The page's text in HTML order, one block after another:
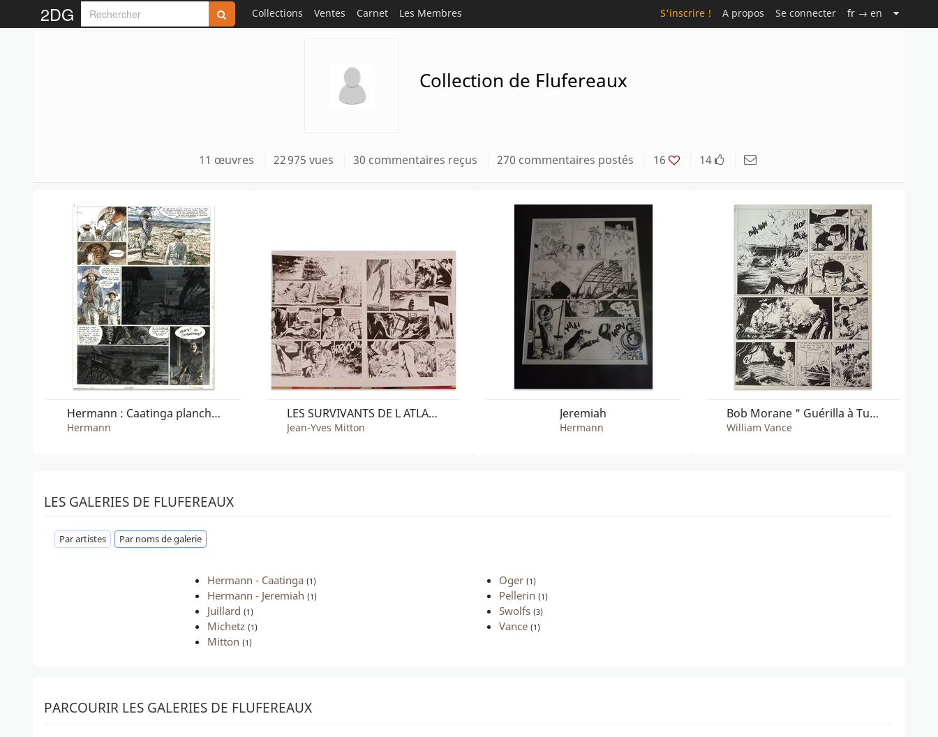
2DG Collections Ventes Carnet Les Membres S'inscrire ! A propos Se connecter fr → en
Collection de Flufereaux
11 œuvres 22 975 vues 30 commentaires reçus 270 commentaires postés 16 14
Hermann : Caatinga planche 20
Hermann
LES SURVIVANTS DE L ATLANTIQUE TOME 2 PLANCHE 21 & 22
Jean-Yves Mitton
Jeremiah
Hermann
Bob Morane " Guérilla à Tumbaga "
William Vance
LES GALERIES DE FLUFEREAUX
Par artistes Par noms de galerie
Hermann - Caatinga (1)
Hermann - Jeremiah (1)
Juillard (1)
Michetz (1)
Mitton (1)
Oger (1)
Pellerin (1)
Swolfs (3)
Vance (1)
PARCOURIR LES GALERIES DE FLUFEREAUX